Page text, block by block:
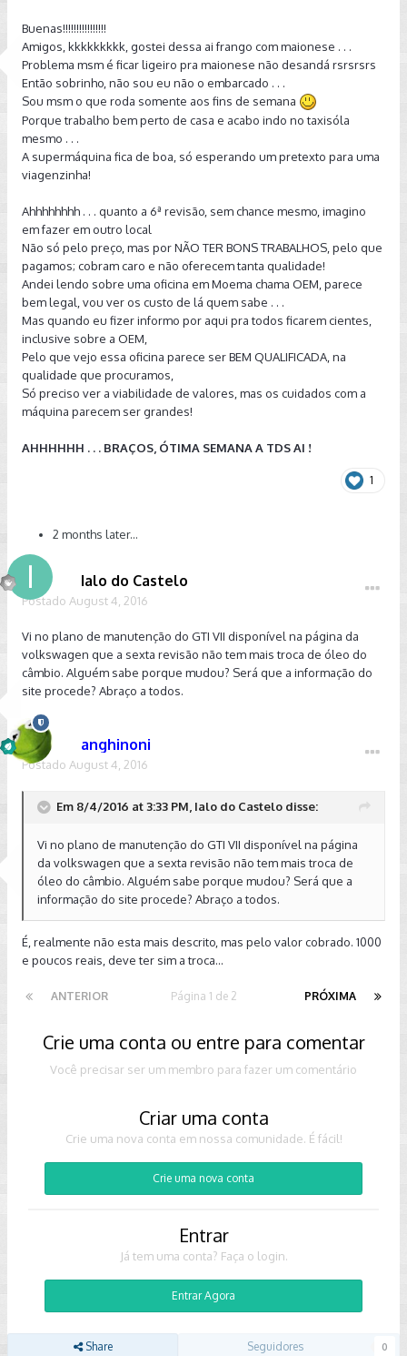
Buenas!!!!!!!!!!!!!!!!
Amigos, kkkkkkkkk, gostei dessa ai frango com maionese . . .
Problema msm é ficar ligeiro pra maionese não desandá rsrsrsrs
Então sobrinho, não sou eu não o embarcado . . .
Sou msm o que roda somente aos fins de semana
Porque trabalho bem perto de casa e acabo indo no taxisóla
mesmo . . .
A supermáquina fica de boa, só esperando um pretexto para uma
viagenzinha!
Ahhhhhhhh . . . quanto a 6ª revisão, sem chance mesmo, imagino
em fazer em outro local
Não só pelo preço, mas por NÃO TER BONS TRABALHOS, pelo que
pagamos; cobram caro e não oferecem tanta qualidade!
Andei lendo sobre uma oficina em Moema chama OEM, parece
bem legal, vou ver os custo de lá quem sabe . . .
Mas quando eu fizer informo por aqui pra todos ficarem cientes,
inclusive sobre a OEM,
Pelo que vejo essa oficina parece ser BEM QUALIFICADA, na
qualidade que procuramos,
Só preciso ver a viabilidade de valores, mas os cuidados com a
máquina parecem ser grandes!
AHHHHHH . . . BRAÇOS, ÓTIMA SEMANA A TDS AI !
1
2 months later...
Ialo do Castelo
Postado August 4, 2016
Vi no plano de manutenção do GTI VII disponível na página da
volkswagen que a sexta revisão não tem mais troca de óleo do
câmbio. Alguém sabe porque mudou? Será que a informação do
site procede? Abraço a todos.
anghinoni
Postado August 4, 2016
Em 8/4/2016 at 3:33 PM, Ialo do Castelo disse:
Vi no plano de manutenção do GTI VII disponível na página
da volkswagen que a sexta revisão não tem mais troca de
óleo do câmbio. Alguém sabe porque mudou? Será que a
informação do site procede? Abraço a todos.
É, realmente não esta mais descrito, mas pelo valor cobrado. 1000
e poucos reais, deve ter sim a troca...
ANTERIOR PRÓXIMA
Página 1 de 2
Crie uma conta ou entre para comentar
Você precisar ser um membro para fazer um comentário
Criar uma conta
Crie uma nova conta em nossa comunidade. É fácil!
Crie uma nova conta
Entrar
Já tem uma conta? Faça o login.
Entrar Agora
Share Seguidores 0